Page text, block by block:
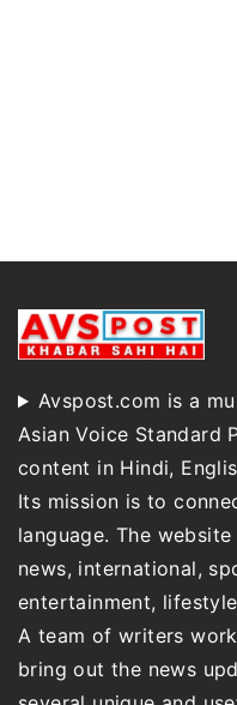
Avspost.com is a
Asian Voice Standard
content in Hindi,
Its mission is to
language. The
news, international,
entertainment,
A team of writers
bring out the news